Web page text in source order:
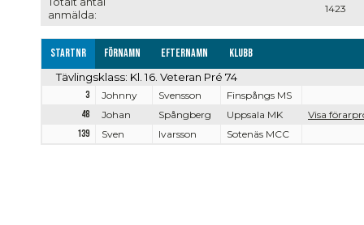
anmälda:
1423
Startnr Förnamn Efternamn Klubb
Tävlingsklass: Kl. 16. Veteran Pré 74
3 Johnny Svensson
Finspångs MS
48
Johan Spångberg Uppsala MK
Visa
139
Sven Ivarsson Sotenäs MCC